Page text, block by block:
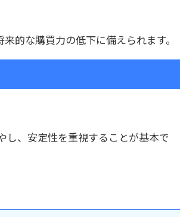
的な購買力の低下に備えられます。
し、安定性を重視することが基本で